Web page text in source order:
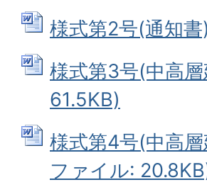
様式第2号(通知
様式第3号(中高
61.5KB)
様式第4号(中高
ファイル: